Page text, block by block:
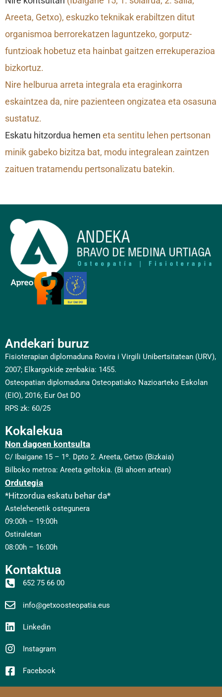
Areeta, Getxo), eskuzko teknikak erabiltzen ditut
organismoa berrorekatzen laguntzeko, gorputz-
funtzioak hobetuz eta hainbat gaitzen errekuperazioa
bizkortuz.
Nire helburua arreta integrala eta eraginkorra
eskaintzea da, nire pazienteen ongizatea eta osasuna
sustatuz.
Eskatu hitzordua hemen eta sentitu lehen pertsonan
minik gabeko bizitza bat, modu integralean zaintzen
zaituen tratamendu pertsonalizatu batekin.
Andekari buruz
Fisioterapian diplomaduna Rovira i Virgili Unibertsitatean (URV),
2007; Elkargokide zenbakia: 1455.
Osteopatian diplomaduna Osteopatiako Nazioarteko Eskolan
(EIO), 2016; Eur Ost DO
RPS zk: 60/25
Kokalekua
Non dagoen kontsulta
C/ Ibaigane 15 – 1º. Dpto 2. Areeta, Getxo (Bizkaia)
Bilboko metroa: Areeta geltokia. (Bi ahoen artean)
Ordutegia
*Hitzordua eskatu behar da*
Astelehenetik ostegunera
09:00h – 19:00h
Ostiraletan
08:00h – 16:00h
Kontaktua
652 75 66 00
info@getxoosteopatia.eus
Linkedin
Instagram
Facebook